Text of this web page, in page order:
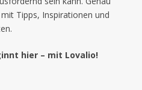
Tipps, Inspirationen und
hier – mit Lovalio!